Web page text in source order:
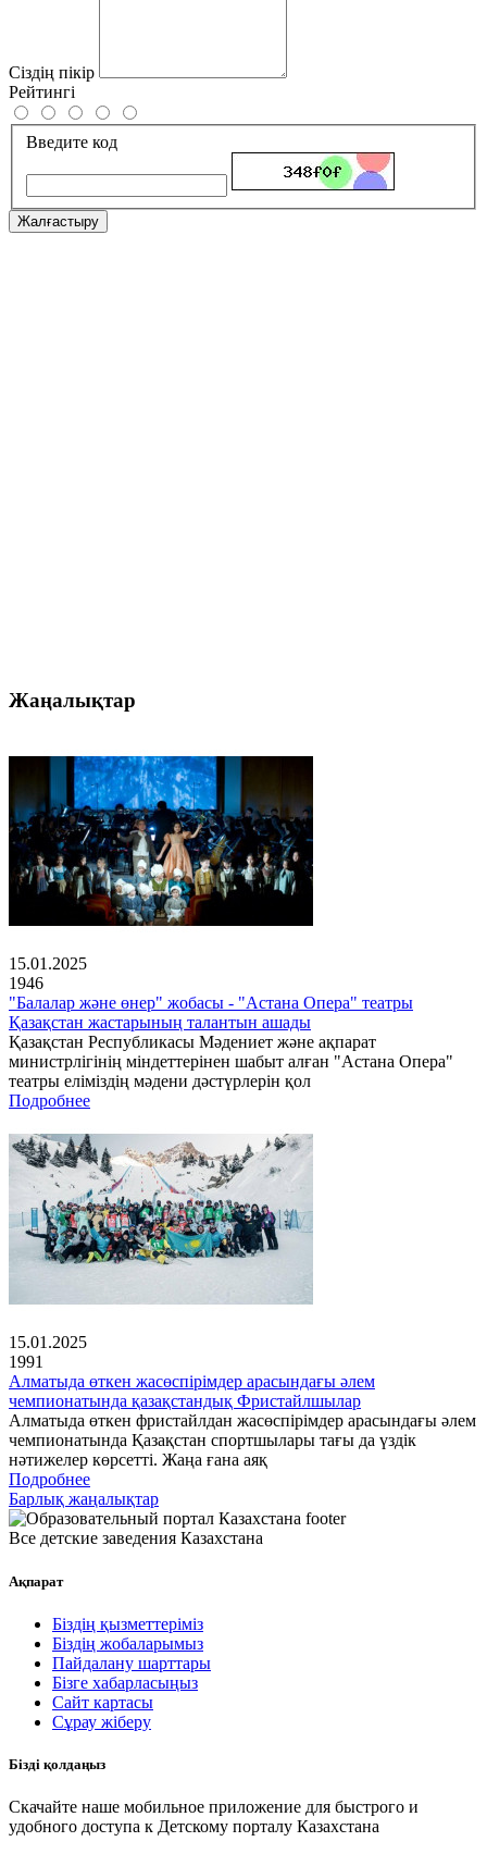
Сіздің пікір
Рейтингі
Введите код
Жалғастыру
Жаңалықтар
15.01.2025
1946
"Балалар және өнер" жобасы - "Астана Опера" театры
Қазақстан жастарының талантын ашады
Қазақстан Республикасы Мәдениет және ақпарат
министрлігінің міндеттерінен шабыт алған "Астана Опера"
театры еліміздің мәдени дәстүрлерін қол
Подробнее
15.01.2025
1991
Алматыда өткен жасөспірімдер арасындағы әлем
чемпионатында қазақстандық Фристайлшылар
Алматыда өткен фристайлдан жасөспірімдер арасындағы әлем
чемпионатында Қазақстан спортшылары тағы да үздік
нәтижелер көрсетті. Жаңа ғана аяқ
Подробнее
Барлық жаңалықтар
Все детские заведения Казахстана
Ақпарат
Біздің қызметтеріміз
Біздің жобаларымыз
Пайдалану шарттары
Бізге хабарласыңыз
Сайт картасы
Сұрау жіберу
Бізді қолдаңыз
Скачайте наше мобильное приложение для быстрого и
удобного доступа к Детскому порталу Казахстана